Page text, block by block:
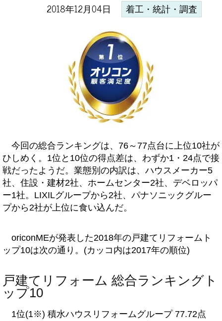
2018年12月04日 着工・統計・調査
今回の総合ランキングは、76～77点台に上位10社が
ひしめく。1位と10位の得点差は、わずか1・24点で接
戦だったようだ。業態別の内訳は、ハウスメーカー5
社、住設・建材2社、ホームセンター2社、デベロッパ
ー1社。LIXILグループから2社、パナソニックグルー
プから2社が上位に食い込んだ。
oriconMEが発表した2018年の戸建てリフォームト
ップ10は次の通り。(カッコ内は2017年の順位)
戸建てリフォーム 総合ランキングト
ップ10
1位(1※) 積水ハウスリフォームグループ 77.72点